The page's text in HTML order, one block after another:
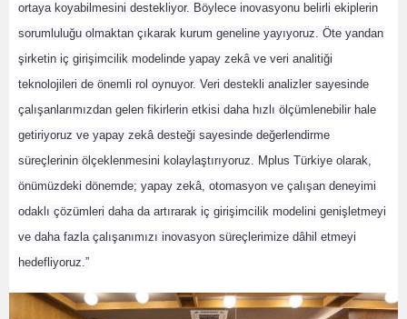
ortaya koyabilmesini destekliyor. Böylece inovasyonu belirli ekiplerin
sorumluluğu olmaktan çıkarak kurum geneline yayıyoruz. Öte yandan
şirketin iç girişimcilik modelinde yapay zekâ ve veri analitiği
teknolojileri de önemli rol oynuyor. Veri destekli analizler sayesinde
çalışanlarımızdan gelen fikirlerin etkisi daha hızlı ölçümlenebilir hale
getiriyoruz ve yapay zekâ desteği sayesinde değerlendirme
süreçlerinin ölçeklenmesini kolaylaştırıyoruz. Mplus Türkiye olarak,
önümüzdeki dönemde; yapay zekâ, otomasyon ve çalışan deneyimi
odaklı çözümleri daha da artırarak iç girişimcilik modelini genişletmeyi
ve daha fazla çalışanımızı inovasyon süreçlerimize dâhil etmeyi
hedefliyoruz.”